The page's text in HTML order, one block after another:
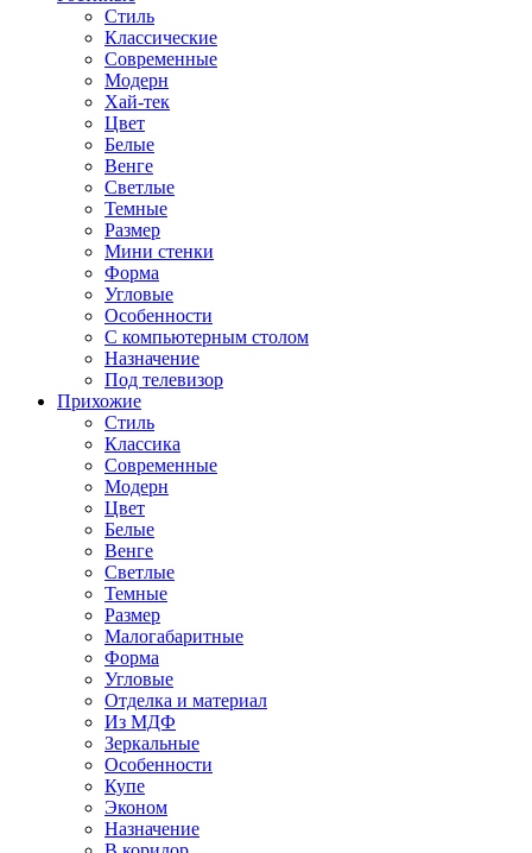
Стиль
Классические
Современные
Модерн
Хай-тек
Цвет
Белые
Венге
Светлые
Темные
Размер
Мини стенки
Форма
Угловые
Особенности
С компьютерным столом
Назначение
Под телевизор
Прихожие
Стиль
Классика
Современные
Модерн
Цвет
Белые
Венге
Светлые
Темные
Размер
Малогабаритные
Форма
Угловые
Отделка и материал
Из МДФ
Зеркальные
Особенности
Купе
Эконом
Назначение